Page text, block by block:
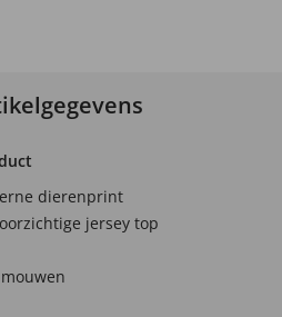
dierenprint
jersey top